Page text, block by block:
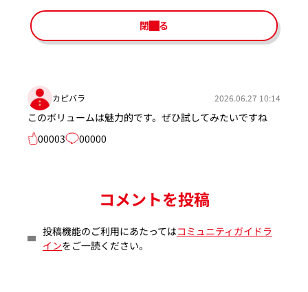
閉じる
カピバラ 2026.06.27 10:14
このボリュームは魅力的です。ぜひ試してみたいですね
00003
00000
コメントを投稿
投稿機能のご利用にあたってはコミュニティガイドラ
インをご一読ください。